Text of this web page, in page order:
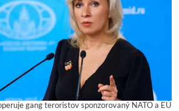
gang teroristov sponzorovaný NATO a EÚ